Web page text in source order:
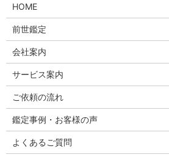
HOME
前世鑑定
会社案内
サービス案内
ご依頼の流れ
鑑定事例・お客様の声
よくあるご質問